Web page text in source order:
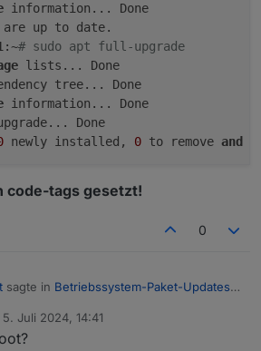
information... Done
are up to date.
# sudo apt full-upgrade
lists... Done
tree... Done
information... Done
Done
newly installed, 0 to remove and
code-tags gesetzt!
0
sagte in Betriebssystem-Paket-Updates,
5. Juli 2024, 14:41
von